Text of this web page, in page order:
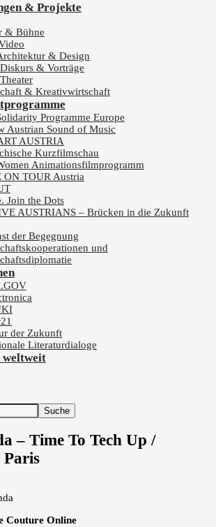
& Projekte
& Bühne
& Design
& Vorträge
& Kreativwirtschaft
Programme Europe
Austrian Sound of Music
AUSTRIA
Kurzfilmschau
Animationsfilmprogramm
ON TOUR Austria
Join the Dots
AUSTRIANS – Brücken in die Zukunft
der Begegnung
und
der Zukunft
Literaturdialoge
– Time To Tech Up /
Couture Online